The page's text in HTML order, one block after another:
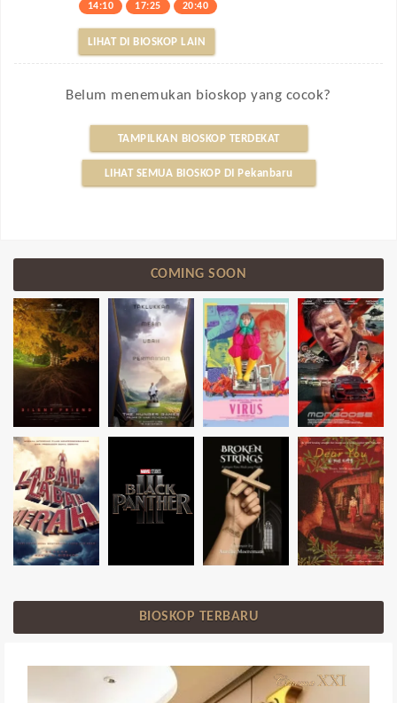
14:10 17:25 20:40
LIHAT DI BIOSKOP LAIN
Belum menemukan bioskop yang cocok?
TAMPILKAN BIOSKOP TERDEKAT
LIHAT SEMUA BIOSKOP DI Pekanbaru
COMING SOON
BIOSKOP TERBARU